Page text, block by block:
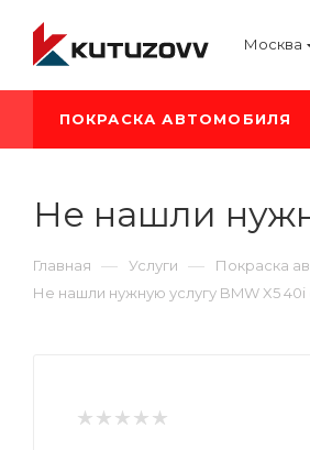
Москва
ПОКРАСКА АВТОМОБИЛЯ
Не нашли
Главная — Услуги — Покраска
Не нашли нужную услугу BMW X5